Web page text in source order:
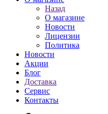
Назад
О магазине
Новости
Лицензии
Политика
Новости
Акции
Блог
Доставка
Сервис
Контакты